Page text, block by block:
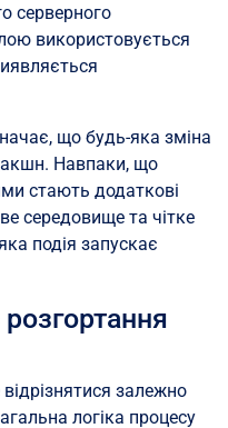
серверного
використовується
що будь-яка зміна
Навпаки, що
стають додаткові
середовище та чітке
подія запускає
залежно
логіка процесу